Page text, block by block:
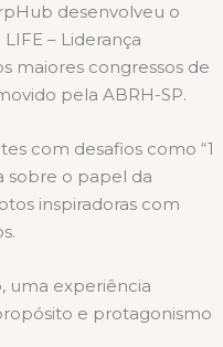
desenvolveu o
– Liderança
maiores congressos de
pela ABRH-SP.
com desafios como “1
sobre o papel da
inspiradoras com
uma experiência
e protagonismo